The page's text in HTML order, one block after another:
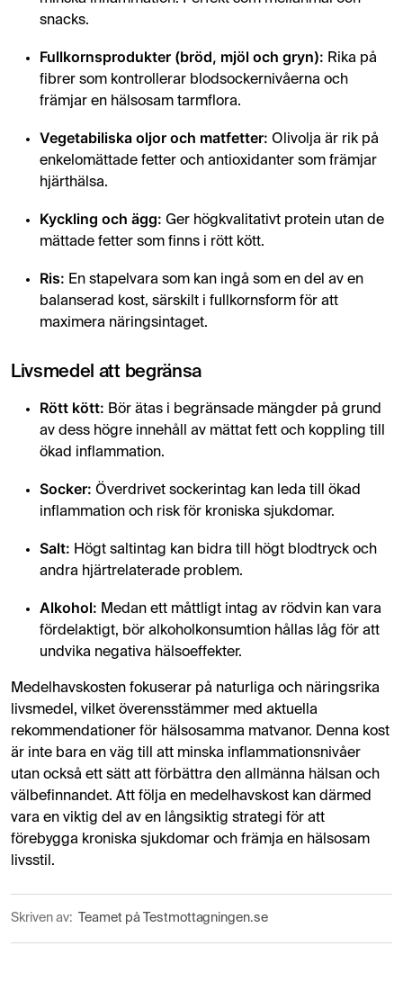
snacks.
Fullkornsprodukter (bröd, mjöl och gryn): Rika på
fibrer som kontrollerar blodsockernivåerna och
främjar en hälsosam tarmflora.
Vegetabiliska oljor och matfetter: Olivolja är rik på
enkelomättade fetter och antioxidanter som främjar
hjärthälsa.
Kyckling och ägg: Ger högkvalitativt protein utan de
mättade fetter som finns i rött kött.
Ris: En stapelvara som kan ingå som en del av en
balanserad kost, särskilt i fullkornsform för att
maximera näringsintaget.
Livsmedel att begränsa
Rött kött: Bör ätas i begränsade mängder på grund
av dess högre innehåll av mättat fett och koppling till
ökad inflammation.
Socker: Överdrivet sockerintag kan leda till ökad
inflammation och risk för kroniska sjukdomar.
Salt: Högt saltintag kan bidra till högt blodtryck och
andra hjärtrelaterade problem.
Alkohol: Medan ett måttligt intag av rödvin kan vara
fördelaktigt, bör alkoholkonsumtion hållas låg för att
undvika negativa hälsoeffekter.
Medelhavskosten fokuserar på naturliga och näringsrika
livsmedel, vilket överensstämmer med aktuella
rekommendationer för hälsosamma matvanor. Denna kost
är inte bara en väg till att minska inflammationsnivåer
utan också ett sätt att förbättra den allmänna hälsan och
välbefinnandet. Att följa en medelhavskost kan därmed
vara en viktig del av en långsiktig strategi för att
förebygga kroniska sjukdomar och främja en hälsosam
livsstil.
Skriven av: Teamet på Testmottagningen.se